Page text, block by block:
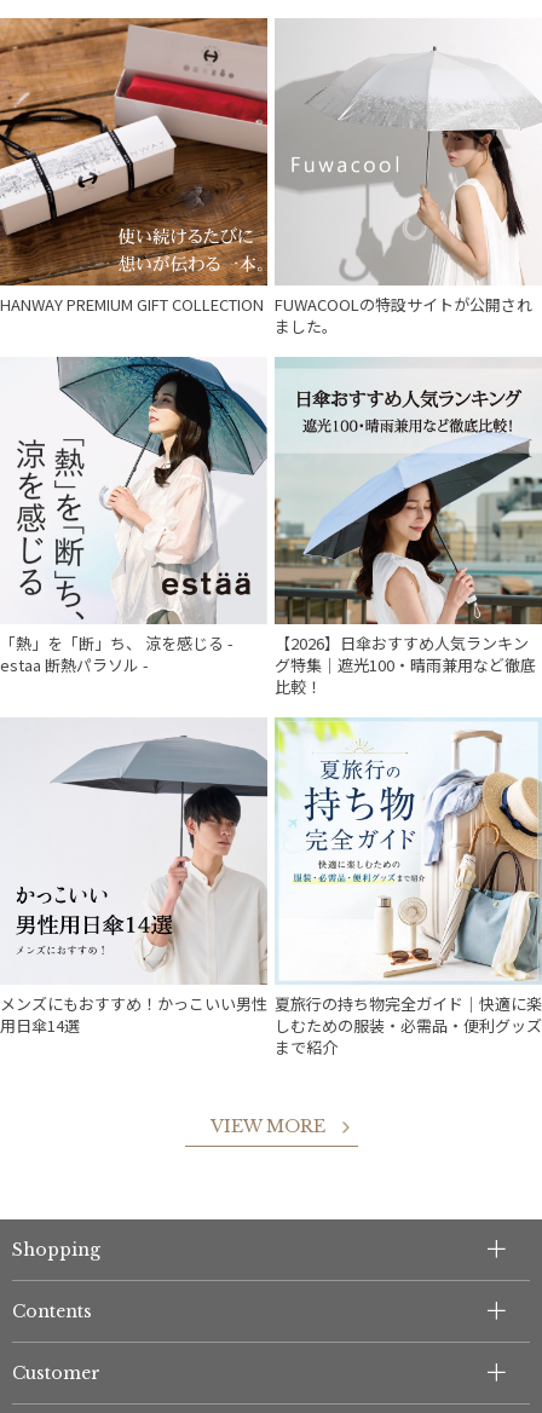
件
HANWAY PREMIUM GIFT COLLECTION FUWACOOLの特設サイトが公開され
ました。
「熱」を「断」ち、 涼を感じる -
estaa 断熱パラソル -
【2026】日傘おすすめ人気ランキン
グ特集｜遮光100・晴雨兼用など徹底
比較！
メンズにもおすすめ！かっこいい男性
用日傘14選
夏旅行の持ち物完全ガイド｜快適に楽
しむための服装・必需品・便利グッズ
まで紹介
VIEW MORE
Shopping
Contents
Customer